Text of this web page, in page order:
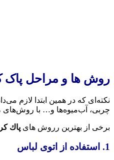
روش ها و مراحل
نکته‌ای که در همین ابتدا لازم
چربی، آب‌میوه‌ها و… با روش‌های
برخی از بهترین رروش های پاك
1. استفاده از اتوی لباس